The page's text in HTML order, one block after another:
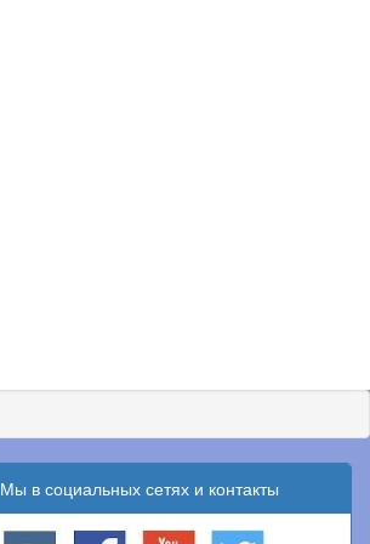
Мы в социальных сетях и контакты